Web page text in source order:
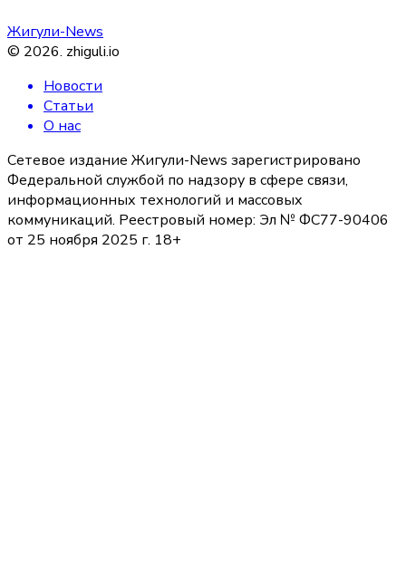
Жигули-News
© 2026. zhiguli.io
Новости
Статьи
О нас
Сетевое издание Жигули-News зарегистрировано
Федеральной службой по надзору в сфере связи,
информационных технологий и массовых
коммуникаций. Реестровый номер: Эл № ФС77-90406
от 25 ноября 2025 г. 18+